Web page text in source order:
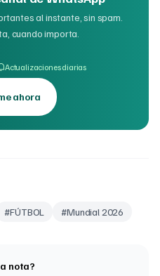
al instante, sin spam.
cuando importa.
Actualizaciones diarias
ahora
#FÚTBOL #Mundial 2026
nota?